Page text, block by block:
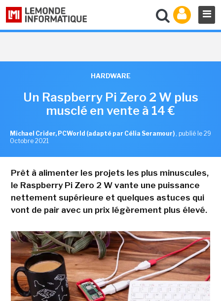
HARDWARE
Un Raspberry Pi Zero 2 W plus
musclé en vente à 14 €
Michael Crider, PCWorld (adapté par Célia Seramour) , publié le 29
Octobre 2021
Prêt à alimenter les projets les plus minuscules,
le Raspberry Pi Zero 2 W vante une puissance
nettement supérieure et quelques astuces qui
vont de pair avec un prix légèrement plus élevé.